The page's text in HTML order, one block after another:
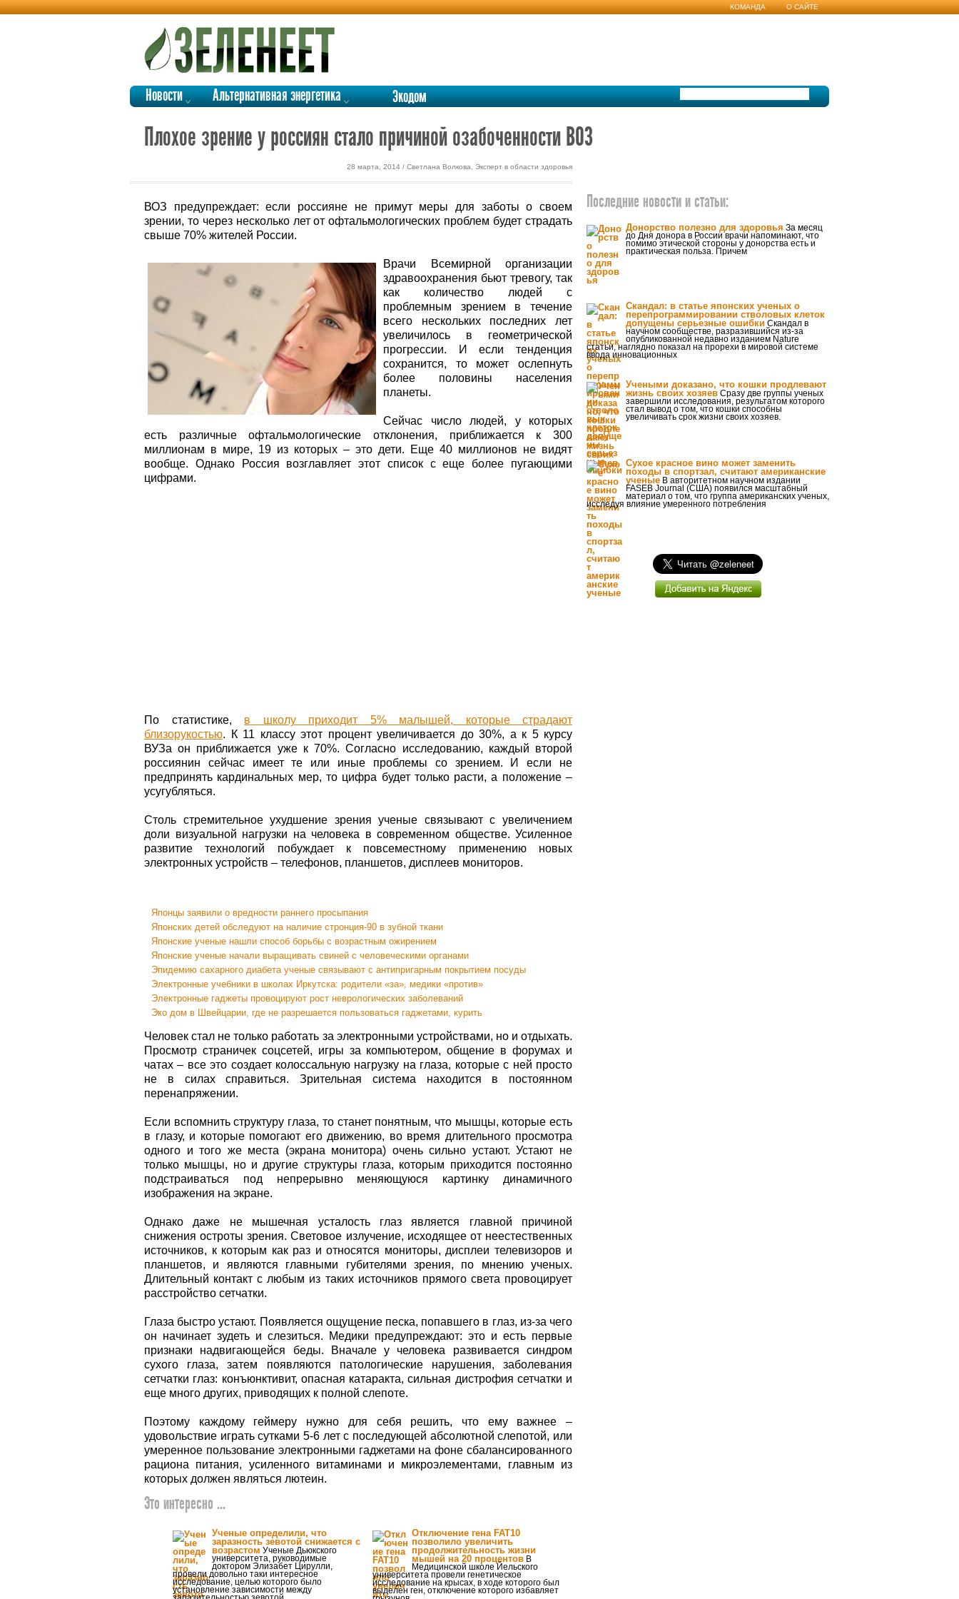
КОМАНДА О САЙТЕ
Новости Альтернативная энергетика Экодом
Плохое зрение у россиян стало причиной озабоченности ВОЗ
28 марта, 2014 / Светлана Волкова, Эксперт в области здоровья
ВОЗ предупреждает: если россияне не примут меры для заботы о своем
зрении, то через несколько лет от офтальмологических проблем будет страдать
свыше 70% жителей России.
Врачи Всемирной организации
здравоохранения бьют тревогу, так
как количество людей с
проблемным зрением в течение
всего нескольких последних лет
увеличилось в геометрической
прогрессии. И если тенденция
сохранится, то может ослепнуть
более половины населения
планеты.
Сейчас число людей, у которых
есть различные офтальмологические отклонения, приближается к 300
миллионам в мире, 19 из которых – это дети. Еще 40 миллионов не видят
вообще. Однако Россия возглавляет этот список с еще более пугающими
цифрами.
По статистике, в школу приходит 5% малышей, которые страдают
близорукостью. К 11 классу этот процент увеличивается до 30%, а к 5 курсу
ВУЗа он приближается уже к 70%. Согласно исследованию, каждый второй
россиянин сейчас имеет те или иные проблемы со зрением. И если не
предпринять кардинальных мер, то цифра будет только расти, а положение –
усугубляться.
Столь стремительное ухудшение зрения ученые связывают с увеличением
доли визуальной нагрузки на человека в современном обществе. Усиленное
развитие технологий побуждает к повсеместному применению новых
электронных устройств – телефонов, планшетов, дисплеев мониторов.
Японцы заявили о вредности раннего просыпания
Японских детей обследуют на наличие стронция-90 в зубной ткани
Японские ученые нашли способ борьбы с возрастным ожирением
Японские ученые начали выращивать свиней с человеческими органами
Эпидемию сахарного диабета ученые связывают с антипригарным покрытием посуды
Электронные учебники в школах Иркутска: родители «за», медики «против»
Электронные гаджеты провоцируют рост неврологических заболеваний
Эко дом в Швейцарии, где не разрешается пользоваться гаджетами, курить
Человек стал не только работать за электронными устройствами, но и отдыхать.
Просмотр страничек соцсетей, игры за компьютером, общение в форумах и
чатах – все это создает колоссальную нагрузку на глаза, которые с ней просто
не в силах справиться. Зрительная система находится в постоянном
перенапряжении.
Если вспомнить структуру глаза, то станет понятным, что мышцы, которые есть
в глазу, и которые помогают его движению, во время длительного просмотра
одного и того же места (экрана монитора) очень сильно устают. Устают не
только мышцы, но и другие структуры глаза, которым приходится постоянно
подстраиваться под непрерывно меняющуюся картинку динамичного
изображения на экране.
Однако даже не мышечная усталость глаз является главной причиной
снижения остроты зрения. Световое излучение, исходящее от неестественных
источников, к которым как раз и относятся мониторы, дисплеи телевизоров и
планшетов, и являются главными губителями зрения, по мнению ученых.
Длительный контакт с любым из таких источников прямого света провоцирует
расстройство сетчатки.
Глаза быстро устают. Появляется ощущение песка, попавшего в глаз, из-за чего
он начинает зудеть и слезиться. Медики предупреждают: это и есть первые
признаки надвигающейся беды. Вначале у человека развивается синдром
сухого глаза, затем появляются патологические нарушения, заболевания
сетчатки глаз: конъюнктивит, опасная катаракта, сильная дистрофия сетчатки и
еще много других, приводящих к полной слепоте.
Поэтому каждому геймеру нужно для себя решить, что ему важнее –
удовольствие играть сутками 5-6 лет с последующей абсолютной слепотой, или
умеренное пользование электронными гаджетами на фоне сбалансированного
рациона питания, усиленного витаминами и микроэлементами, главным из
которых должен являться лютеин.
Это интересно ...
Ученые определили, что
заразность зевотой снижается с
возрастом Ученые Дьюкского
университета, руководимые
доктором Элизабет Цирулли,
провели довольно таки интересное
исследование, целью которого было
установление зависимости между
Отключение гена FAT10
позволило увеличить
продолжительность жизни
мышей на 20 процентов В
Медицинской школе Йельского
университета провели генетическое
исследование на крысах, в ходе которого был
выделен ген, отключение которого избавляет
Последние новости и статьи:
Донорство полезно для здоровья За месяц
до Дня донора в России врачи напоминают, что
помимо этической стороны у донорства есть и
практическая польза. Причем
Скандал: в статье японских ученых о
перепрограммировании стволовых клеток
допущены серьезные ошибки Скандал в
научном сообществе, разразившийся из-за
опубликованной недавно изданием Nature
статьи, наглядно показал на прорехи в мировой системе
ввода инновационных
Учеными доказано, что кошки продлевают
жизнь своих хозяев Сразу две группы ученых
завершили исследования, результатом которого
стал вывод о том, что кошки способны
увеличивать срок жизни своих хозяев.
Сухое красное вино может заменить
походы в спортзал, считают американские
ученые В авторитетном научном издании
FASEB Journal (США) появился масштабный
материал о том, что группа американских ученых,
исследуя влияние умеренного потребления